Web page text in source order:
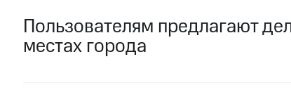
Пользователям предлагают
местах города